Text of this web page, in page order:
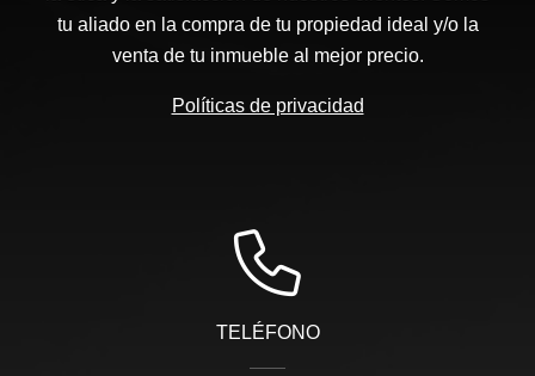
tu aliado en la compra de tu propiedad ideal y/o la
venta de tu inmueble al mejor precio.
Políticas de privacidad
TELÉFONO